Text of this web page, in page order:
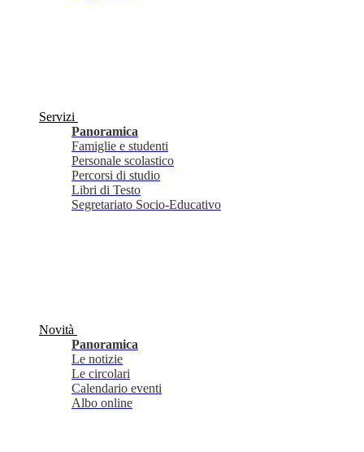
Servizi
Panoramica
Famiglie e studenti
Personale scolastico
Percorsi di studio
Libri di Testo
Segretariato Socio-Educativo
Novità
Panoramica
Le notizie
Le circolari
Calendario eventi
Albo online